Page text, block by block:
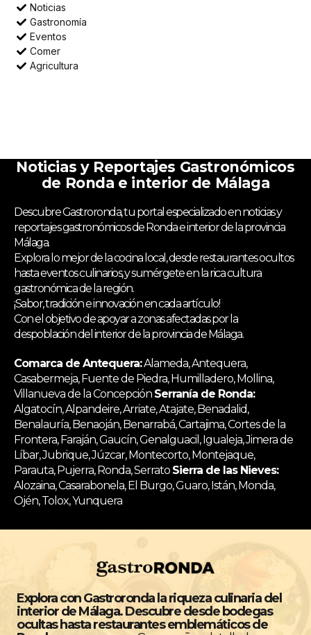
Noticias
Gastronomía
Eventos
Comer
Agricultura
Noticias y Reportajes Gastronómicos
de Ronda e interior de Málaga
Descubre Gastroronda, tu portal especializado en noticias y
reportajes gastronómicos de Ronda e interior de la provincia
Málaga.
Explora lo mejor de la cocina local, desde restaurantes ocultos
hasta eventos culinarios, y sumérgete en la rica cultura
gastronómica de la región.
¡Sabor, tradición e innovación en cada artículo!
Con el objetivo de apoyar a zonas afectadas por la
despoblación del interior de la provincia de Málaga.
Comarca de Antequera:Alameda, Antequera,
Casabermeja, Fuente de Piedra, Humilladero, Mollina,
Villanueva de la Concepción Serranía de Ronda:
Algatocín, Alpandeire, Arriate, Atajate, Benadalid,
Benalauría, Benaoján, Benarrabá, Cartajima, Cortes de la
Frontera, Faraján, Gaucín, Genalguacil, Igualeja, Jimera de
Líbar, Jubrique, Júzcar, Montecorto, Montejaque,
Parauta, Pujerra, Ronda, Serrato Sierra de las Nieves:
Alozaina, Casarabonela, El Burgo, Guaro, Istán, Monda,
Ojén, Tolox, Yunquera
Explora con Gastroronda la riqueza culinaria del
interior de Málaga. Descubre desde bodegas
ocultas hasta restaurantes emblemáticos de